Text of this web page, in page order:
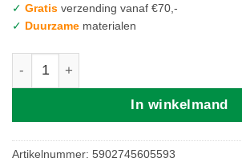
✓ Gratis verzending vanaf €70,-
✓ Duurzame materialen
Zaffiro Wollen Jas | 86/92 Grey aantal
In winkelmand
Artikelnummer: 5902745605593